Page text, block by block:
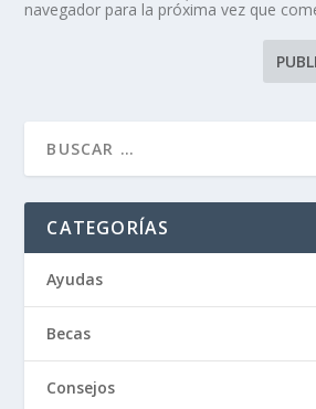
navegador para la próxima vez que
CATEGORÍAS
Ayudas
Becas
Consejos